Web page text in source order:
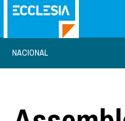
NACIONAL